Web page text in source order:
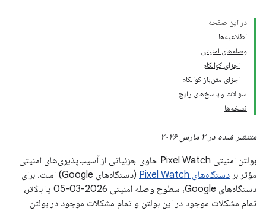
در این صفحه
اطلاعیه‌ها
وصله‌های امنیتی
اجزای کوالکام
اجزای متن‌باز کوالکام
سوالات و پاسخ‌های رایج
نسخه‌ها
منتشر شده در ۳ مارس ۲۰۲۶
بولتن امنیتی Pixel Watch حاوی جزئیاتی از آسیب‌پذیری‌های امنیتی
مؤثر بر دستگاه‌های Pixel Watch
(دستگاه‌های Google) است. برای
دستگاه‌های Google، سطوح وصله امنیتی 2026-03-05 یا بالاتر،
تمام مشکلات موجود در این بولتن و تمام مشکلات موجود در بولتن